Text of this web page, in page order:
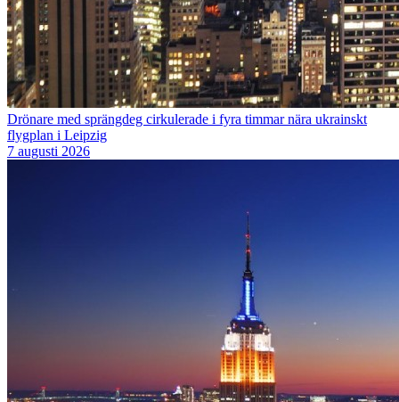
Drönare med sprängdeg cirkulerade i fyra timmar nära ukrainskt
flygplan i Leipzig
7 augusti 2026